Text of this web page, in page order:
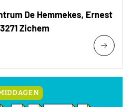
De Hemmekes, Ernest
Zichem